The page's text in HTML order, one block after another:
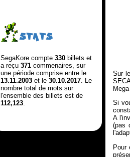
Sur
Si
A
(pas
Pour
STATS
SegaKore compte330 billets et
a reçu371 commenaires, sur
une période comprise entre le
13.11.2003 et le30.10.2017. Le
nombre total de mots sur
l'ensemble des billets est de
112,123.